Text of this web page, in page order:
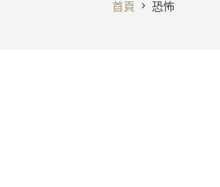
首頁 恐怖